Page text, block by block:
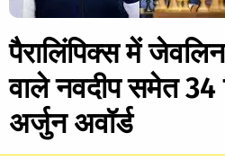
पैरालिंपिक्स में
वाले नवदीप समेत 34
अर्जुन अवॉर्ड